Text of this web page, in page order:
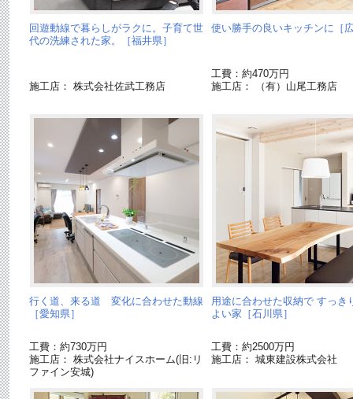
回遊動線で暮らしがラクに。子育て世
代の洗練された家。［福井県］
施工店： 株式会社佐武工務店
使い勝手の良いキッチンに［
工費：約470万円
施工店： （有）山尾工務店
行く道、来る道 変化に合わせた動線
［愛知県］
工費：約730万円
施工店： 株式会社ナイスホーム(旧:リ
ファイン安城)
用途に合わせた収納で すっき
よい家［石川県］
工費：約2500万円
施工店： 城東建設株式会社